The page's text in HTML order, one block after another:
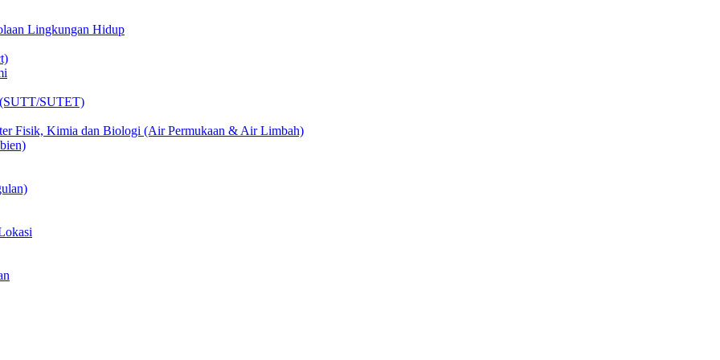
Lingkungan Hidup
(SUTT/SUTET)
Fisik, Kimia dan Biologi (Air Permukaan & Air Limbah)